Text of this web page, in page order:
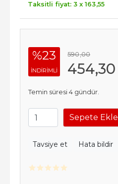
Taksitli fiyat: 3 x 163,55
%23
INDIRIMLI
590,00
454,30
Temin süresi 4 gündür.
Sepete Ekle
Tavsiye et Hata bildir